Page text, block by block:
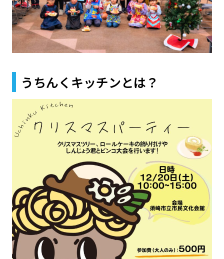
うちんくキッチンとは？